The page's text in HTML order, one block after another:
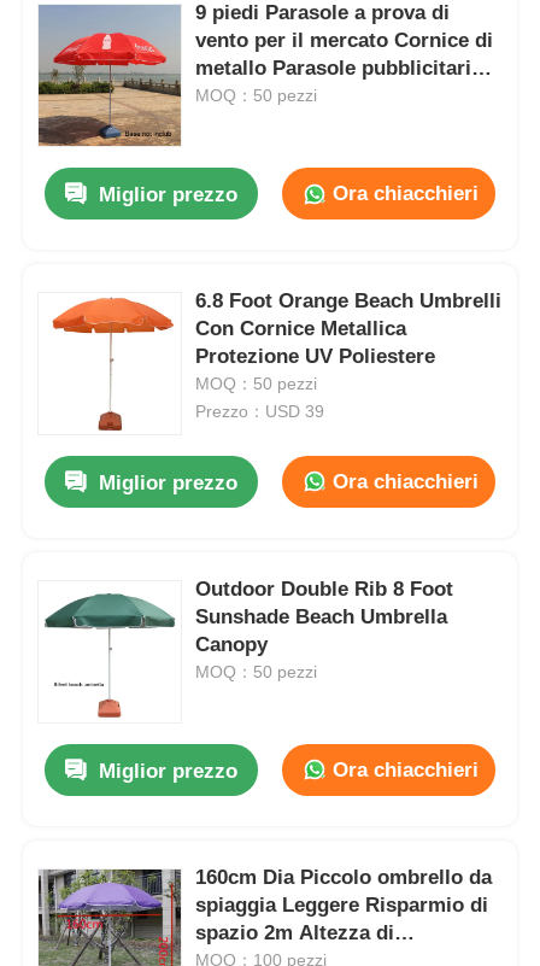
9 piedi Parasole a prova di
vento per il mercato Cornice di
metallo Parasole pubblicitaria
esterna personalizzabile
MOQ：50 pezzi
Miglior prezzo Ora chiacchieri
6.8 Foot Orange Beach Umbrelli
Con Cornice Metallica
Protezione UV Poliestere
MOQ：50 pezzi
Prezzo：USD 39
Miglior prezzo Ora chiacchieri
Outdoor Double Rib 8 Foot
Sunshade Beach Umbrella
Canopy
MOQ：50 pezzi
Miglior prezzo Ora chiacchieri
160cm Dia Piccolo ombrello da
spiaggia Leggere Risparmio di
spazio 2m Altezza di
estensione
MOQ：100 pezzi